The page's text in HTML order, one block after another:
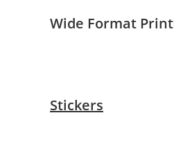
Wide Format
Stickers